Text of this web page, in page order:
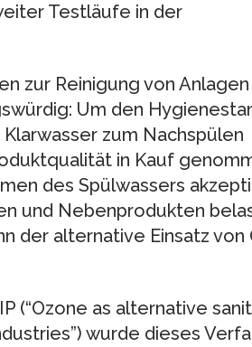
Testläufe in der
zur Reinigung von
Um den
zum Nachspülen
in Kauf
des Spülwassers
und Nebenprodukten
der alternative Einsatz von
(“Ozone as alternative
wurde dieses